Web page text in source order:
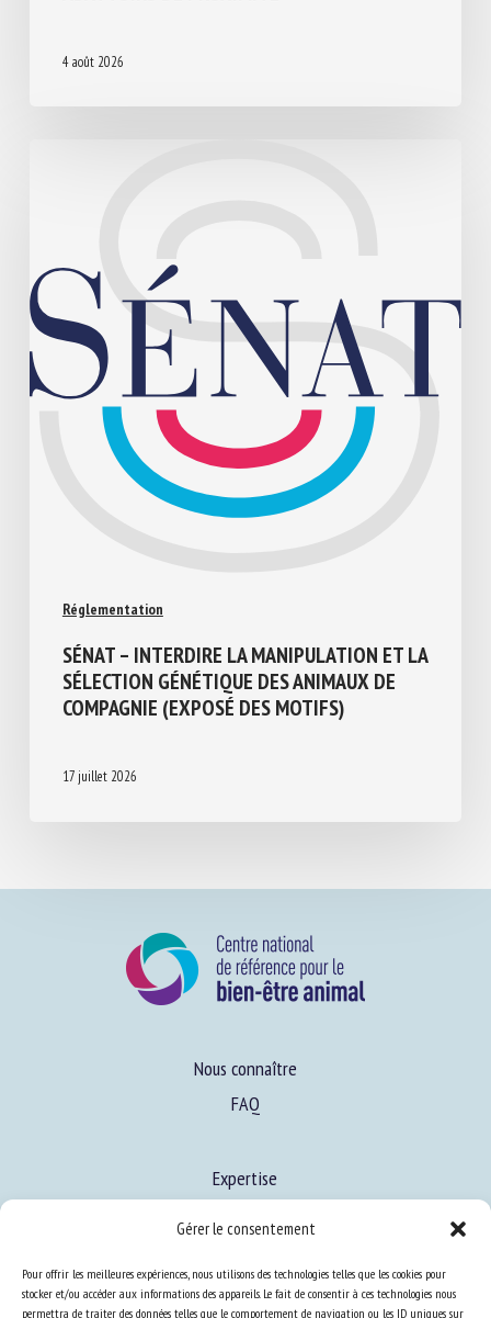
Gérer le consentement
Pour offrir les meilleures expériences, nous utilisons des technologies telles que les cookies pour
stocker et/ou accéder aux informations des appareils. Le fait de consentir à ces technologies nous
permettra de traiter des données telles que le comportement de navigation ou les ID uniques sur
4 août 2026
LA SÉLECTION GÉNÉTIQUE DES ANIMAUX
DE COMPAGNIE (EXPOSÉ DES MOTIFS)
Nous connaître
FAQ
Expertise